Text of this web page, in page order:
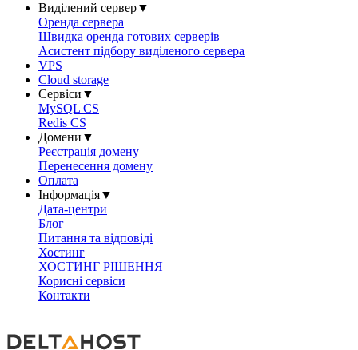
Виділений сервер▼
Оренда сервера
Швидка оренда готових серверів
Асистент підбору виділеного сервера
VPS
Cloud storage
Сервіси ▼
MySQL CS
Redis CS
Домени ▼
Реєстрація домену
Перенесення домену
Оплата
Інформація▼
Дата-центри
Блог
Питання та відповіді
Хостинг
ХОСТИНГ РІШЕННЯ
Корисні сервіси
Контакти